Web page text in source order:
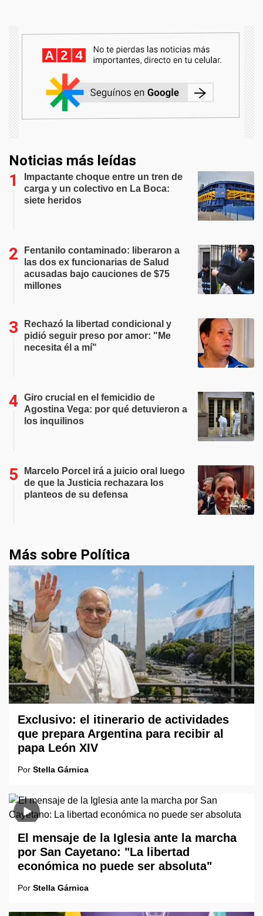
Noticias más leídas
Impactante choque entre un tren de
carga y un colectivo en La Boca:
siete heridos
Fentanilo contaminado: liberaron a
las dos ex funcionarias de Salud
acusadas bajo cauciones de $75
millones
Rechazó la libertad condicional y
pidió seguir preso por amor: "Me
necesita él a mí"
Giro crucial en el femicidio de
Agostina Vega: por qué detuvieron a
los inquilinos
Marcelo Porcel irá a juicio oral luego
de que la Justicia rechazara los
planteos de su defensa
Más sobre Política
Exclusivo: el itinerario de actividades
que prepara Argentina para recibir al
papa León XIV
Por Stella Gárnica
El mensaje de la Iglesia ante la marcha
por San Cayetano: "La libertad
económica no puede ser absoluta"
Por Stella Gárnica